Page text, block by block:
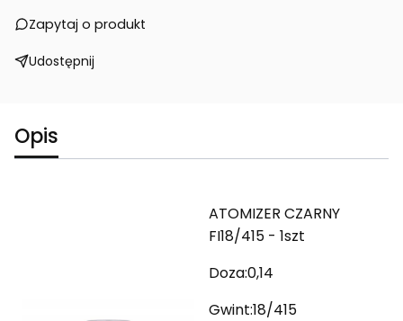
Zapytaj o produkt
Udostępnij
Opis
ATOMIZER CZARNY
FI18/415 - 1szt
Doza:0,14
Gwint:18/415